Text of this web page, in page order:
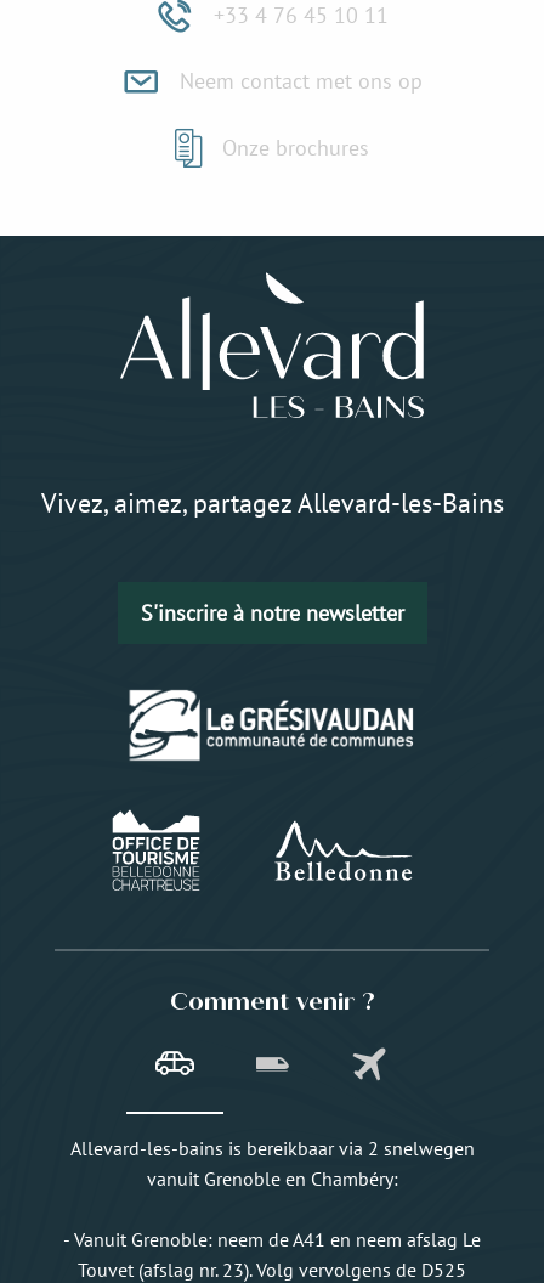
+33 4 76 45 10 11
Neem contact met ons op
Onze brochures
Vivez, aimez, partagez Allevard-les-Bains
S'inscrire à notre newsletter
Comment venir ?
Allevard-les-bains is bereikbaar via 2 snelwegen
vanuit Grenoble en Chambéry:
- Vanuit Grenoble: neem de A41 en neem afslag Le
Touvet (afslag nr. 23). Volg vervolgens de D525